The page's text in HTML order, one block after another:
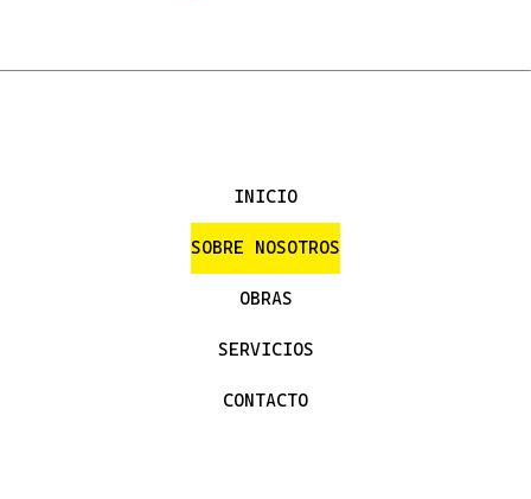
INICIO
SOBRE NOSOTROS
OBRAS
SERVICIOS
CONTACTO